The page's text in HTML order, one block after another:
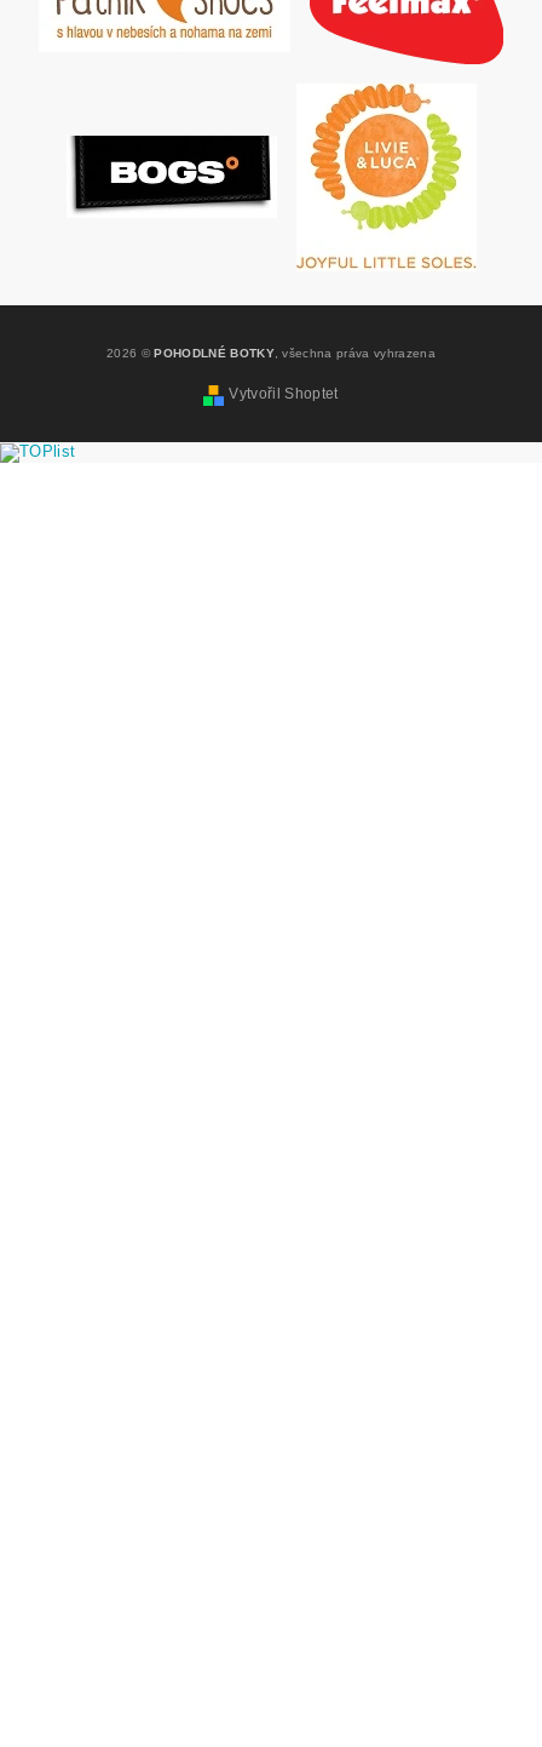
2026 ©POHODLNÉ BOTKY, všechna práva vyhrazena
Vytvořil Shoptet